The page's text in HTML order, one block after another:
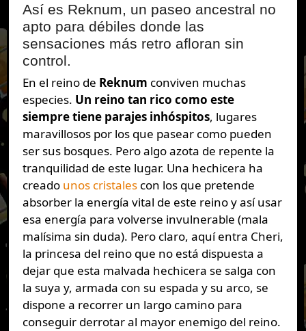
Así es Reknum, un paseo ancestral no
apto para débiles donde las
sensaciones más retro afloran sin
control.
En el reino de Reknum conviven muchas
especies. Un reino tan rico como este
siempre tiene parajes inhóspitos, lugares
maravillosos por los que pasear como pueden
ser sus bosques. Pero algo azota de repente la
tranquilidad de este lugar. Una hechicera ha
creado unos cristales con los que pretende
absorber la energía vital de este reino y así usar
esa energía para volverse invulnerable (mala
malísima sin duda). Pero claro, aquí entra Cheri,
la princesa del reino que no está dispuesta a
dejar que esta malvada hechicera se salga con
la suya y, armada con su espada y su arco, se
dispone a recorrer un largo camino para
conseguir derrotar al mayor enemigo del reino.